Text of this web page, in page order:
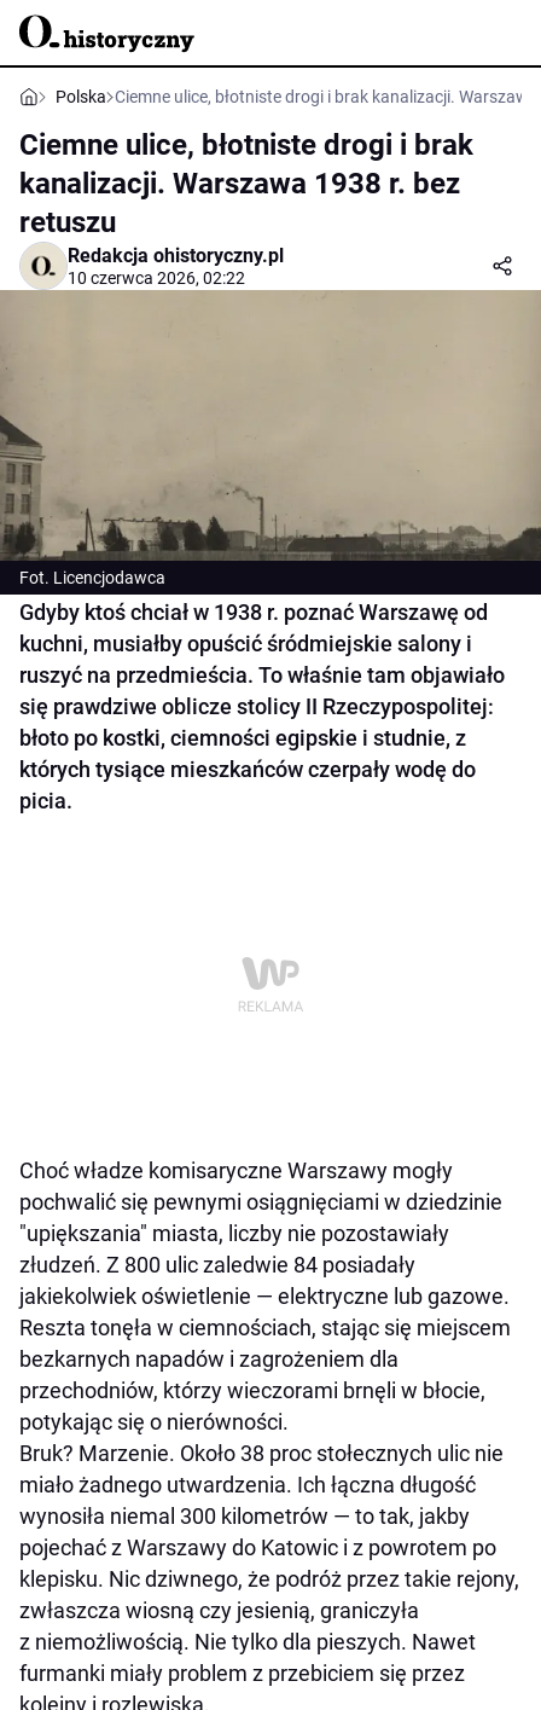
Polska Ciemne ulice, błotniste drogi i brak kanalizacji.
Ciemne ulice, błotniste drogi i brak
kanalizacji. Warszawa 1938 r. bez
retuszu
Redakcja ohistoryczny.pl
10 czerwca 2026, 02:22
Fot. Licencjodawca
Gdyby ktoś chciał w 1938 r. poznać Warszawę od
kuchni, musiałby opuścić śródmiejskie salony i
ruszyć na przedmieścia. To właśnie tam objawiało
się prawdziwe oblicze stolicy II Rzeczypospolitej:
błoto po kostki, ciemności egipskie i studnie, z
których tysiące mieszkańców czerpały wodę do
picia.
Choć władze komisaryczne Warszawy mogły
pochwalić się pewnymi osiągnięciami w dziedzinie
"upiększania" miasta, liczby nie pozostawiały
złudzeń. Z 800 ulic zaledwie 84 posiadały
jakiekolwiek oświetlenie — elektryczne lub gazowe.
Reszta tonęła w ciemnościach, stając się miejscem
bezkarnych napadów i zagrożeniem dla
przechodniów, którzy wieczorami brnęli w błocie,
potykając się o nierówności.
Bruk? Marzenie. Około 38 proc stołecznych ulic nie
miało żadnego utwardzenia. Ich łączna długość
wynosiła niemal 300 kilometrów — to tak, jakby
pojechać z Warszawy do Katowic i z powrotem po
klepisku. Nic dziwnego, że podróż przez takie rejony,
zwłaszcza wiosną czy jesienią, graniczyła
z niemożliwością. Nie tylko dla pieszych. Nawet
furmanki miały problem z przebiciem się przez
koleiny i rozlewiska.